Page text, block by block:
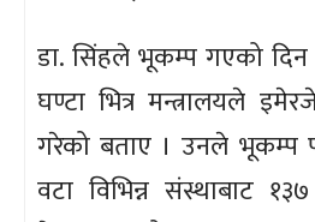
डा. सिंहले भूकम्प गएको
घण्टा भित्र मन्त्रालयले
गरेको बताए । उनले भूकम्प
वटा विभिन्न संस्थाबाट